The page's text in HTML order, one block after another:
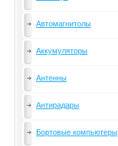
Автомагнитолы
Аккумуляторы
Антенны
Антирадары
Бортовые компьютеры